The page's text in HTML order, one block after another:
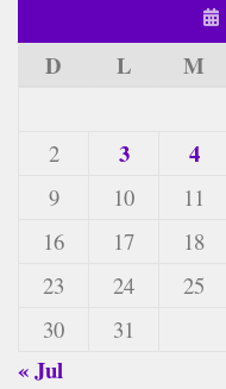
D L M
2 3 4
9
10 11
16
17 18
23
24 25
30
31
« Jul